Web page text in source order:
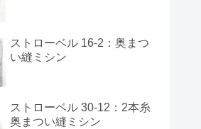
ストローベル 16-2：奥まつ
い縫ミシン
ストローベル 30-12：2本糸
奥まつい縫ミシン